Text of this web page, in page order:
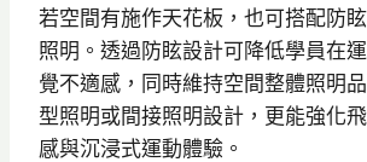
若空間有施作天花板，也可搭配防
照明。透過防眩設計可降低學員在
覺不適感，同時維持空間整體照明
型照明或間接照明設計，更能強化
感與沉浸式運動體驗。